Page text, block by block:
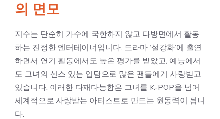
의 면모
지수는 단순히 가수에 국한하지 않고 다방면에서 활동
하는 진정한 엔터테이너입니다. 드라마 ‘설강화’에 출연
하면서 연기 활동에서도 높은 평가를 받았고, 예능에서
도 그녀의 센스 있는 입담으로 많은 팬들에게 사랑받고
있습니다. 이러한 다재다능함은 그녀를 K-POP을 넘어
세계적으로 사랑받는 아티스트로 만드는 원동력이 됩니
다.